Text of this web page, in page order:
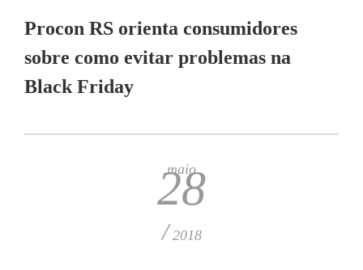
Procon RS orienta consumidores
sobre como evitar problemas na
Black Friday
maio
28
/ 2018